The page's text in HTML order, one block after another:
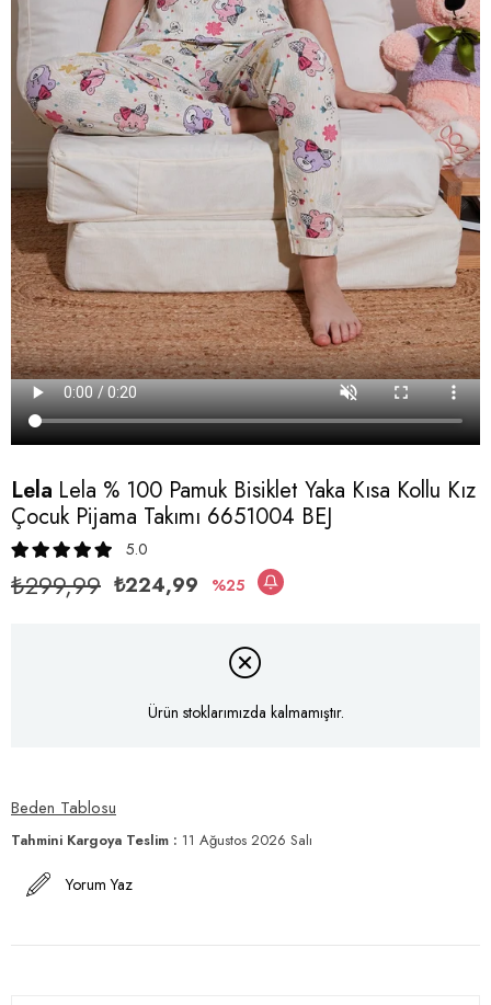
Lela Lela % 100 Pamuk Bisiklet Yaka Kısa Kollu Kız
Çocuk Pijama Takımı 6651004 BEJ
5.0
₺299,99 ₺224,99 25
Ürün stoklarımızda kalmamıştır.
Beden Tablosu
Tahmini Kargoya Teslim : 11 Ağustos 2026 Salı
Yorum Yaz